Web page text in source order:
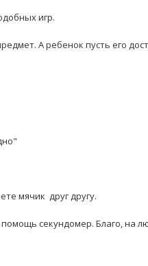
игр.⠀
А ребенок пусть его
мячик друг другу.⠀⠀
помощь секундомер. Благо, на